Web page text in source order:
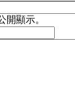
開顯示。